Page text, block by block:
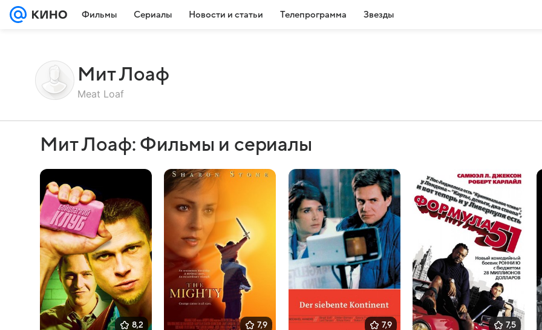
Фильмы Сериалы Новости и статьи Телепрограмма Звезды
Мит Лоаф
Meat Loaf
Мит Лоаф: Фильмы и сериалы
8,2 7,9 7,9 7,5